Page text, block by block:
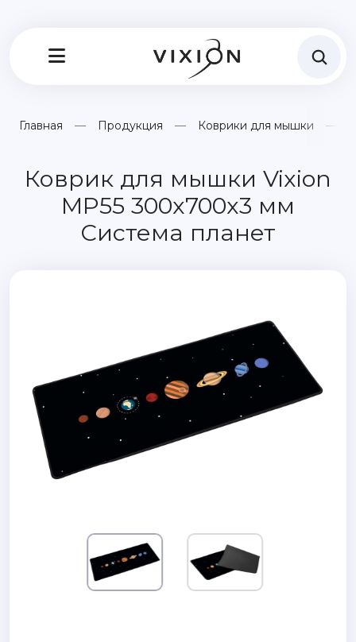
Главная Продукция Коврики для мышки
Коврик для мышки Vixion
MP55 300x700x3 мм
Система планет